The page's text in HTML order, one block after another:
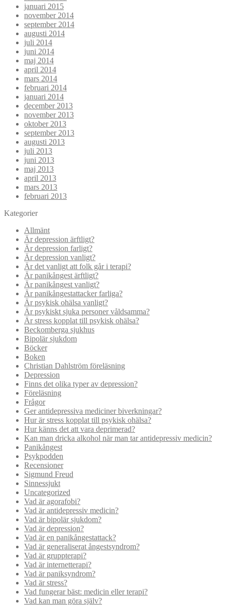
januari 2015
november 2014
september 2014
augusti 2014
juli 2014
juni 2014
maj 2014
april 2014
mars 2014
februari 2014
januari 2014
december 2013
november 2013
oktober 2013
september 2013
augusti 2013
juli 2013
juni 2013
maj 2013
april 2013
mars 2013
februari 2013
Kategorier
Allmänt
Är depression ärftligt?
Är depression farligt?
Är depression vanligt?
Är det vanligt att folk går i terapi?
Är panikångest ärftligt?
Är panikångest vanligt?
Är panikångestattacker farliga?
Är psykisk ohälsa vanligt?
Är psykiskt sjuka personer våldsamma?
Är stress kopplat till psykisk ohälsa?
Beckomberga sjukhus
Bipolär sjukdom
Böcker
Boken
Christian Dahlström föreläsning
Depression
Finns det olika typer av depression?
Föreläsning
Frågor
Ger antidepressiva mediciner biverkningar?
Hur är stress kopplat till psykisk ohälsa?
Hur känns det att vara deprimerad?
Kan man dricka alkohol när man tar antidepressiv medicin?
Panikångest
Psykpodden
Recensioner
Sigmund Freud
Sinnessjukt
Uncategorized
Vad är agorafobi?
Vad är antidepressiv medicin?
Vad är bipolär sjukdom?
Vad är depression?
Vad är en panikångestattack?
Vad är generaliserat ångestsyndrom?
Vad är gruppterapi?
Vad är internetterapi?
Vad är paniksyndrom?
Vad är stress?
Vad fungerar bäst: medicin eller terapi?
Vad kan man göra själv?